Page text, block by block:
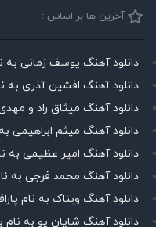
آخرین ها بر اساس :
دانلود آهنگ یوسف زمانی به
دانلود آهنگ افشین آذری به
دانلود آهنگ میثاق راد و
دانلود آهنگ میثم ابراهیمی
دانلود آهنگ امیر عظیمی به
دانلود آهنگ محمد فرجی به
دانلود آهنگ ویناک به نام
دانلود آهنگ شایان یو به نام